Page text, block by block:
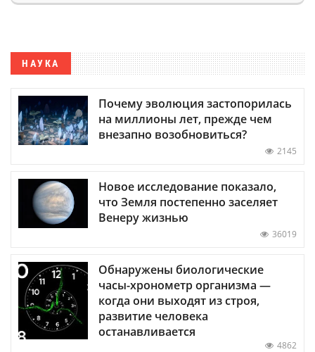
НАУКА
Почему эволюция застопорилась
на миллионы лет, прежде чем
внезапно возобновиться?
2145
Новое исследование показало,
что Земля постепенно заселяет
Венеру жизнью
36019
Обнаружены биологические
часы-хронометр организма —
когда они выходят из строя,
развитие человека
останавливается
4862